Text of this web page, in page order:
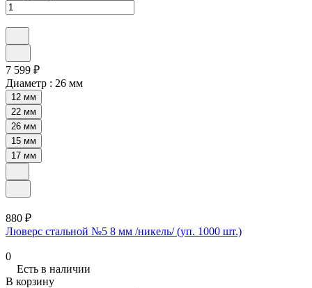
7 599 ₽
Диаметр : 26 мм
12 мм
22 мм
26 мм
15 мм
17 мм
880 ₽
Люверс стальной №5 8 мм /никель/ (уп. 1000 шт.)
0
Есть в наличии
В корзину